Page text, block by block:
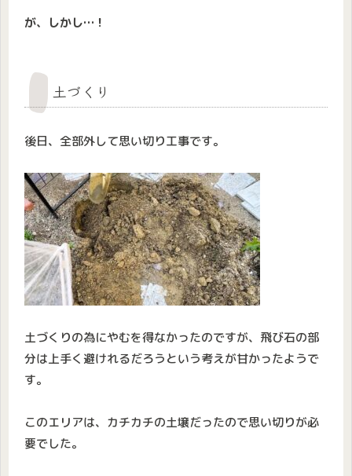
が、しかし…！
土づくり
後日、全部外して思い切り工事です。
土づくりの為にやむを得なかったのですが、飛び石の部
分は上手く避けれるだろうという考えが甘かったようで
す。
このエリアは、カチカチの土壌だったので思い切りが必
要でした。